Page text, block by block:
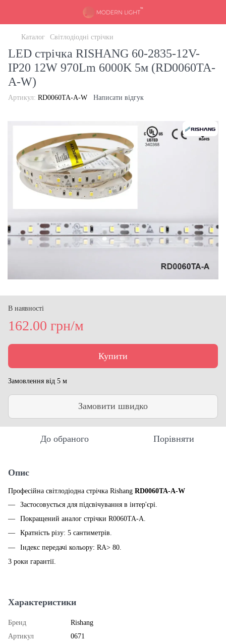
Каталог Світлодіодні стрічки
LED стрічка RISHANG 60-2835-12V-
IP20 12W 970Lm 6000K 5м (RD0060TA-
A-W)
Артикул: RD0060TA-A-W Написати відгук
В наявності
162.00 грн/м
Купити
Замовлення від 5 м
Замовити швидко
До обраного Порівняти
Опис
Професійна світлодіодна стрічка Rishang RD0060TA-A-W
Застосовується для підсвічування в інтер'єрі.
Покращений аналог стрічки R0060TA-A.
Кратність різу: 5 сантиметрів.
Індекс передачі кольору: RA> 80.
3 роки гарантії.
Характеристики
Бренд
Rishang
Артикул
0671